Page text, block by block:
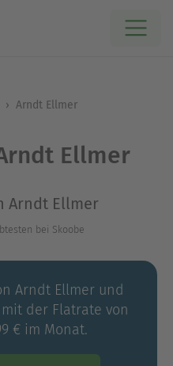
Arndt Ellmer
Ellmer
Arndt Ellmer
bei Skoobe
Arndt Ellmer und
der Flatrate von
€ im Monat.